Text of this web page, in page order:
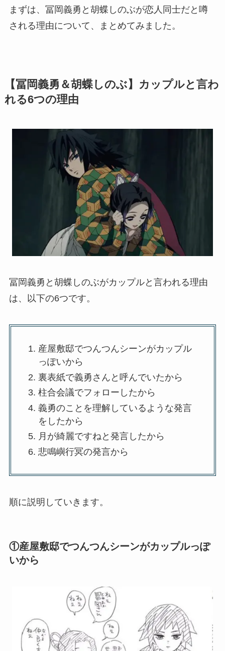
まずは、冨岡義勇と胡蝶しのぶが恋人同士だと噂
される理由について、まとめてみました。
【冨岡義勇＆胡蝶しのぶ】カップルと言わ
れる6つの理由
冨岡義勇と胡蝶しのぶがカップルと言われる理由
は、以下の6つです。
産屋敷邸でつんつんシーンがカップル
っぽいから
裏表紙で義勇さんと呼んでいたから
柱合会議でフォローしたから
義勇のことを理解しているような発言
をしたから
月が綺麗ですねと発言したから
悲鳴嶼行冥の発言から
順に説明していきます。
①産屋敷邸でつんつんシーンがカップルっぽ
いから